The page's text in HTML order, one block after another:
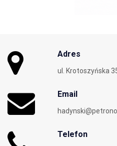
Adres
ul. Krotoszyńska
Email
Telefon